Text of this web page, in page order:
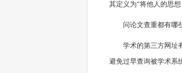
其定义为“将他人的思
问论文查重都有哪
学术的第三方网址
避免过早查询被学术系